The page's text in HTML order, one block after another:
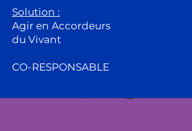
Solution :
Agir en Accordeurs
du Vivant
CO-RESPONSABLE